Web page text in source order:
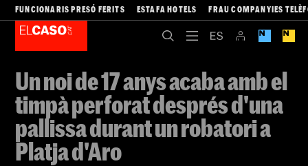
FUNCIONARIS PRESÓ FERITS ESTAFA HOTELS FRAU COMPANYIES
Un noi de 17 anys acaba amb el
timpà perforat després d'una
pallissa durant un robatori a
Platja d'Aro